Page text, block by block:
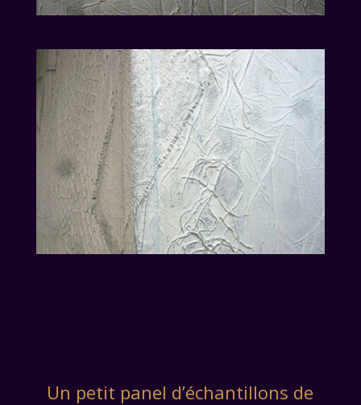
Un petit panel d’échantillons de